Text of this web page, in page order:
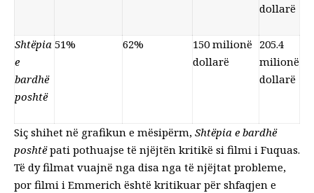
dollarë
Shtëpia
e
bardhë
poshtë
51% 62%
150 milionë
dollarë
205.4
milionë
dollarë
Siç shihet në grafikun e mësipërm, Shtëpia e bardhë
poshtëpati pothuajse të njëjtën kritikë si filmi i Fuquas.
Të dy filmat vuajnë nga disa nga të njëjtat probleme,
por filmi i Emmerich është kritikuar për shfaqjen e